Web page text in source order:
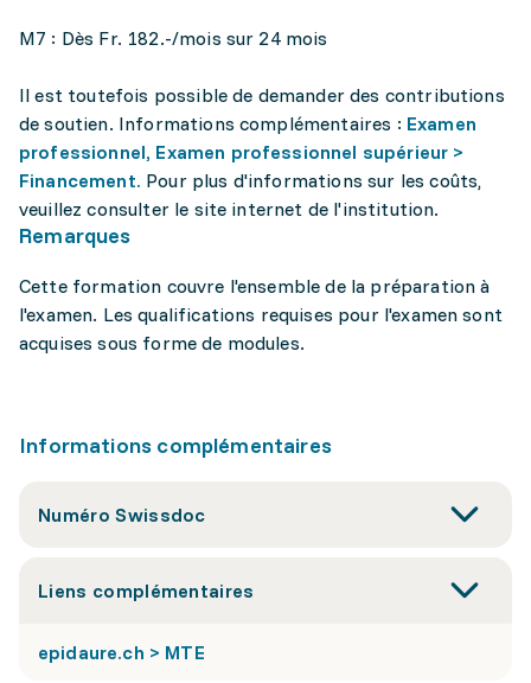
M7 : Dès Fr. 182.-/mois sur 24 mois
Il est toutefois possible de demander des contributions
de soutien. Informations complémentaires : Examen
professionnel, Examen professionnel supérieur >
Financement. Pour plus d'informations sur les coûts,
veuillez consulter le site internet de l'institution.
Remarques
Cette formation couvre l'ensemble de la préparation à
l'examen. Les qualifications requises pour l'examen sont
acquises sous forme de modules.
Informations complémentaires
Numéro Swissdoc
Liens complémentaires
epidaure.ch > MTE